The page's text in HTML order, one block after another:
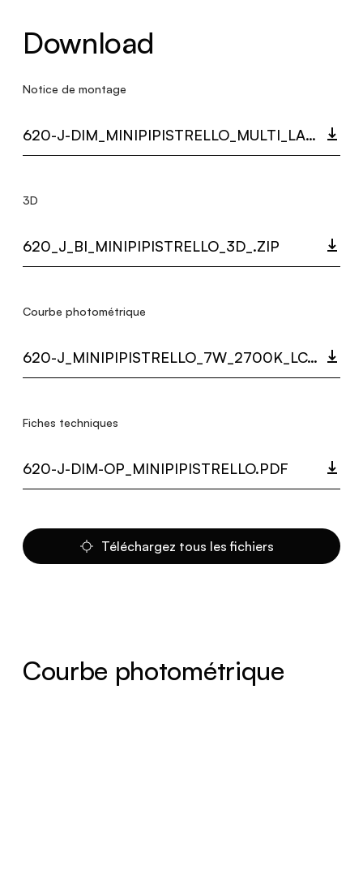
Download
Notice de montage
620-J-DIM_MINIPIPISTRELLO_MULTI_LANGUAGE_9415_INST.PDF
3D
620_J_BI_MINIPIPISTRELLO_3D_.ZIP
Courbe photométrique
620-J_MINIPIPISTRELLO_7W_2700K_LC.ZIP
Fiches techniques
620-J-DIM-OP_MINIPIPISTRELLO.PDF
Téléchargez tous les fichiers
Courbe photométrique